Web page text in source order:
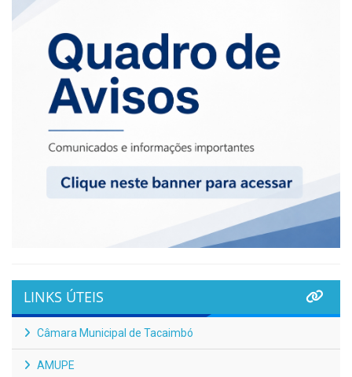
LINKS ÚTEIS
Câmara Municipal de Tacaimbó
AMUPE